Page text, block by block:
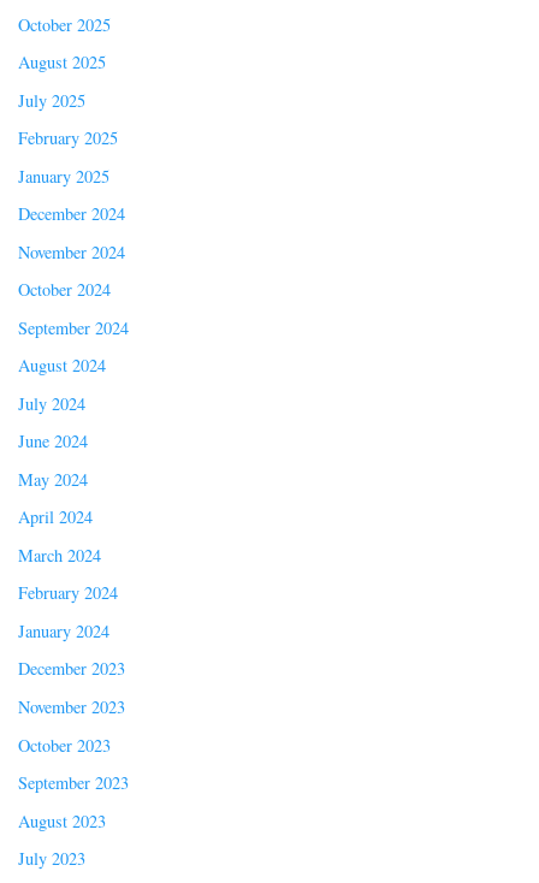
October 2025
August 2025
July 2025
February 2025
January 2025
December 2024
November 2024
October 2024
September 2024
August 2024
July 2024
June 2024
May 2024
April 2024
March 2024
February 2024
January 2024
December 2023
November 2023
October 2023
September 2023
August 2023
July 2023